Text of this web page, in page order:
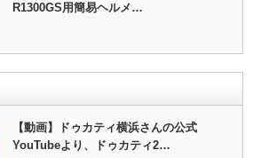
R1300GS用簡易ヘルメ…
【動画】ドゥカティ横浜さんの公式
YouTubeより、ドゥカティ2…